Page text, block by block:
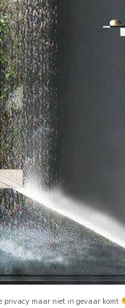
privacy maar niet in gevaar komt